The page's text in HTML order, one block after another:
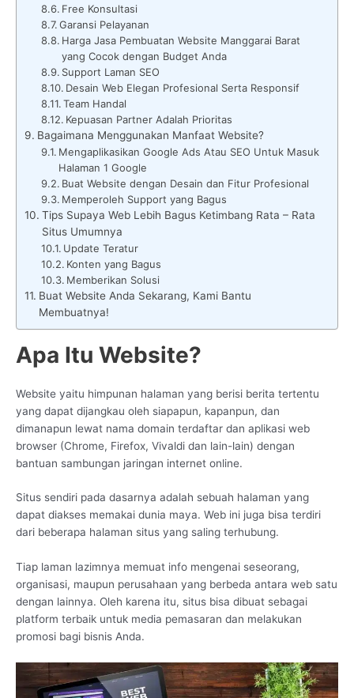
Free Konsultasi
Garansi Pelayanan
Harga Jasa Pembuatan Website Manggarai Barat
yang Cocok dengan Budget Anda
Support Laman SEO
Desain Web Elegan Profesional Serta Responsif
Team Handal
Kepuasan Partner Adalah Prioritas
Bagaimana Menggunakan Manfaat Website?
Mengaplikasikan Google Ads Atau SEO Untuk Masuk
Halaman 1 Google
Buat Website dengan Desain dan Fitur Profesional
Memperoleh Support yang Bagus
Tips Supaya Web Lebih Bagus Ketimbang Rata – Rata
Situs Umumnya
Update Teratur
Konten yang Bagus
Memberikan Solusi
Buat Website Anda Sekarang, Kami Bantu
Membuatnya!
Apa Itu Website?
Website yaitu himpunan halaman yang berisi berita tertentu
yang dapat dijangkau oleh siapapun, kapanpun, dan
dimanapun lewat nama domain terdaftar dan aplikasi web
browser (Chrome, Firefox, Vivaldi dan lain-lain) dengan
bantuan sambungan jaringan internet online.
Situs sendiri pada dasarnya adalah sebuah halaman yang
dapat diakses memakai dunia maya. Web ini juga bisa terdiri
dari beberapa halaman situs yang saling terhubung.
Tiap laman lazimnya memuat info mengenai seseorang,
organisasi, maupun perusahaan yang berbeda antara web satu
dengan lainnya. Oleh karena itu, situs bisa dibuat sebagai
platform terbaik untuk media pemasaran dan melakukan
promosi bagi bisnis Anda.